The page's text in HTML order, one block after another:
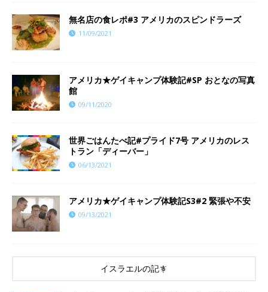
​​無名店の食レポ#3 アメリカのスピンドラーズ
11/09/2021
アメリカ★ゲイキャンプ体験記#SP おとなの写真
館
09/11/2020
世界ごはんたべ記#プライド7号 アメリカのレス
トラン「ディーバー」
06/13/2021
アメリカ★ゲイキャンプ体験記S3#2 緊張や不安
09/13/2021
イスラエルの記事